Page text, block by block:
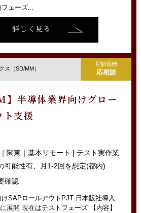
フェーズ...
詳しく見る
ス（SD/MM）
月額報酬
応相談
】半導体業界向けグロー
支援
関東｜基本リモート | テスト実作業
可能性有、月1-2回を想定(都内)
確認
けSAPロールアウトPJT 日本販社導入
展開 現在はテストフェーズ 【内容】